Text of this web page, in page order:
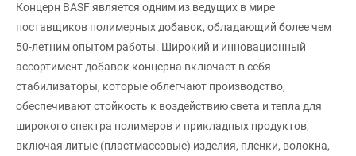
Концерн BASF является одним из ведущих в мире
поставщиков полимерных добавок, обладающий более чем
50-летним опытом работы. Широкий и инновационный
ассортимент добавок концерна включает в себя
стабилизаторы, которые облегчают производство,
обеспечивают стойкость к воздействию света и тепла для
широкого спектра полимеров и прикладных продуктов,
включая литые (пластмассовые) изделия, пленки, волокна,